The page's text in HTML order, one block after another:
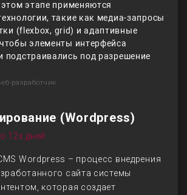
этапе применяются
такие как медиа-запросы
(flexbox, grid) и адаптивные
элементы интерфейса
подстраивались под разрешение
разработчик
(Wordpress)
12х дней
Wordpress – процесс внедрения
сайта системы
которая создает